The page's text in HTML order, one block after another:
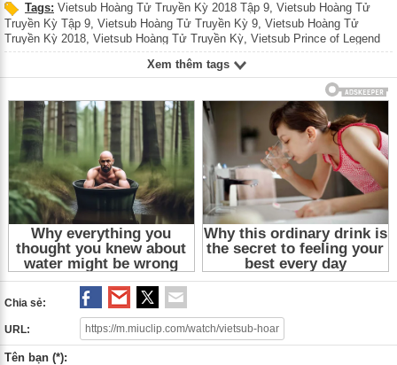
Tags: Vietsub Hoàng Tử Truyền Kỳ 2018 Tập 9, Vietsub Hoàng Tử
Truyền Kỳ Tập 9 Vietsub Hoàng Tử Truyền Kỳ 9 Vietsub Hoàng Tử
Truyền Kỳ 2018 Vietsub Hoàng Tử Truyền Kỳ Vietsub Prince of Legend
2018 Tập 9,Vietsub Prince of Legend Tập 9,Vietsub Prince of Legend 9,
Vietsub Prince of Legend 2018,Vietsub Prince of Legend
Hoàng Tử Truyền Kỳ
9,Hoàng Tử Truyền Kỳ 2018,Hoàng Tử Truyền Kỳ,Prince of Legend 2018
Tập 9
,Prince of Legend Tập 9,Prince of Legend 9 Prince of Legend 2018
Prince of Legend
Vietsub Hoang Tu Truyen Ky 2018 Tap 9,Vietsub Hoang
Tu Truyen Ky Tap 9 , Vietsub Hoang Tu Truyen Ky 9 ,Vietsub Hoang Tu
Truyen Ky 2018
, Vietsub Hoang Tu Truyen Ky ,
Vietsub Prince of Legend
2018 Tap 9,Vietsub Prince of Legend Tap 9 , Hoang Tu Truyen Ky 2018
Tap 9,Hoang Tu Truyen Ky Tap 9,Hoang Tu Truyen Ky 9,Hoang Tu
Truyen Ky 2018
Hoang Tu Truyen Ky , Prince of Legend 2018 Tap 9,Prince
of Legend Tap 9
Phim tình cảm Nhật Bản,Phim tình cảm,Phim Nhật Bản
Phim tinh cam Nhat Ban,Phim tinh cam, Phim Nhat Ban
Xem thêm tags
Chia sẻ:
URL:
Tên bạn (*):